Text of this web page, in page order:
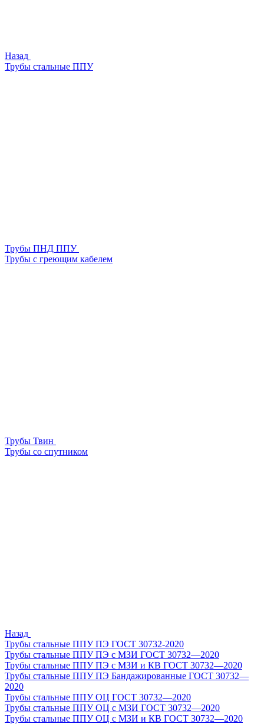
Назад
Трубы стальные ППУ
Трубы ПНД ППУ
Трубы с греющим кабелем
Трубы Твин
Трубы со спутником
Назад
Трубы стальные ППУ ПЭ ГОСТ 30732-2020
Трубы стальные ППУ ПЭ с МЗИ ГОСТ 30732—2020
Трубы стальные ППУ ПЭ с МЗИ и КВ ГОСТ 30732—2020
Трубы стальные ППУ ПЭ Бандажированные ГОСТ 30732—
2020
Трубы стальные ППУ ОЦ ГОСТ 30732—2020
Трубы стальные ППУ ОЦ с МЗИ ГОСТ 30732—2020
Трубы стальные ППУ ОЦ с МЗИ и КВ ГОСТ 30732—2020